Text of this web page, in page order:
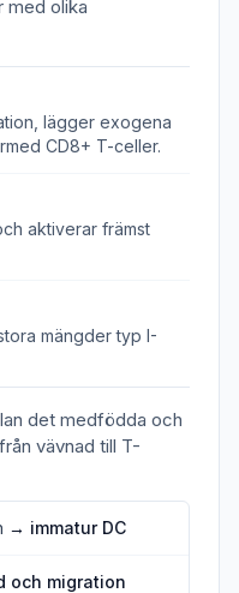
med olika
lägger exogena
CD8+ T-celler.
aktiverar främst
mängder typ I-
det medfödda och
vävnad till T-
→ immatur DC
och migration